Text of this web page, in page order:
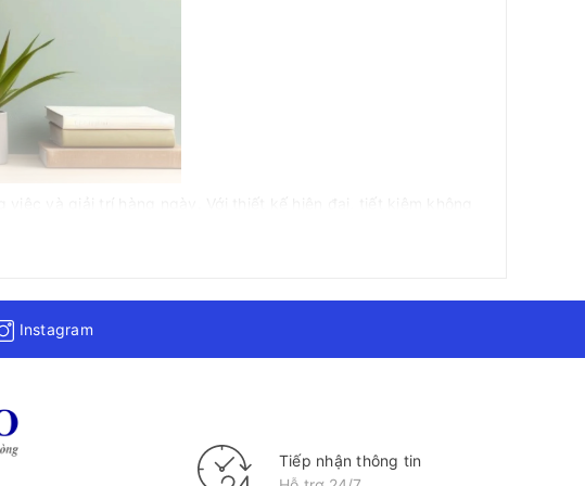
(hybrid work). HP P22v G5 sở hữu kiểu dáng thanh lịch, dễ
không gian làm việc gọn gàng, chuyên nghiệp. Với độ phân
trang bị nút Joypad OSD dễ thao tác, khả năng quản lý dây
được phân phối tại VISTACO, cam kết chất lượng.
Instagram
Tiếp nhận thông tin